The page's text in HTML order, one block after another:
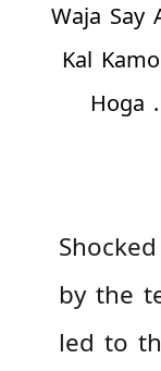
Waja Say
Kal
Hoga
by the
led to